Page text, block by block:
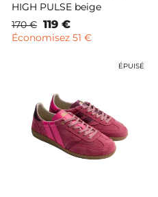
HIGH PULSE beige
Prix
normal
170 € Prix
remisé
119 €
Économisez 51 €
ÉPUISÉ